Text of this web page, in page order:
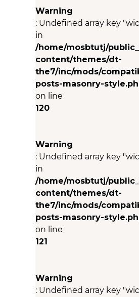
Warning
: Undefined array key
in
/home/mosbtutj/
content/themes/dt-
the7/inc/mods/
posts-masonry-
on line
120
Warning
: Undefined array key
in
/home/mosbtutj/
content/themes/dt-
the7/inc/mods/
posts-masonry-
on line
121
Warning
: Undefined array key